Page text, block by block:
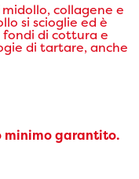
collagene e
si scioglie ed è
fondi di cottura e
di tartare, anche
minimo garantito.